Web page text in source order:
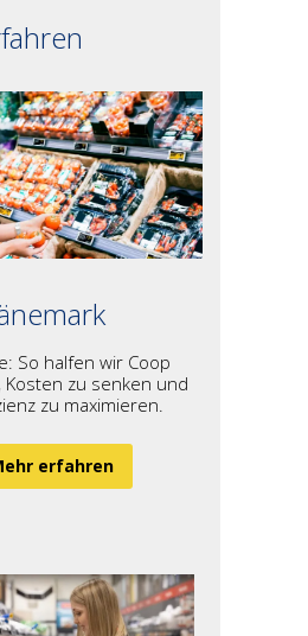
So halfen wir Coop
Kosten zu senken und
zu maximieren.
erfahren